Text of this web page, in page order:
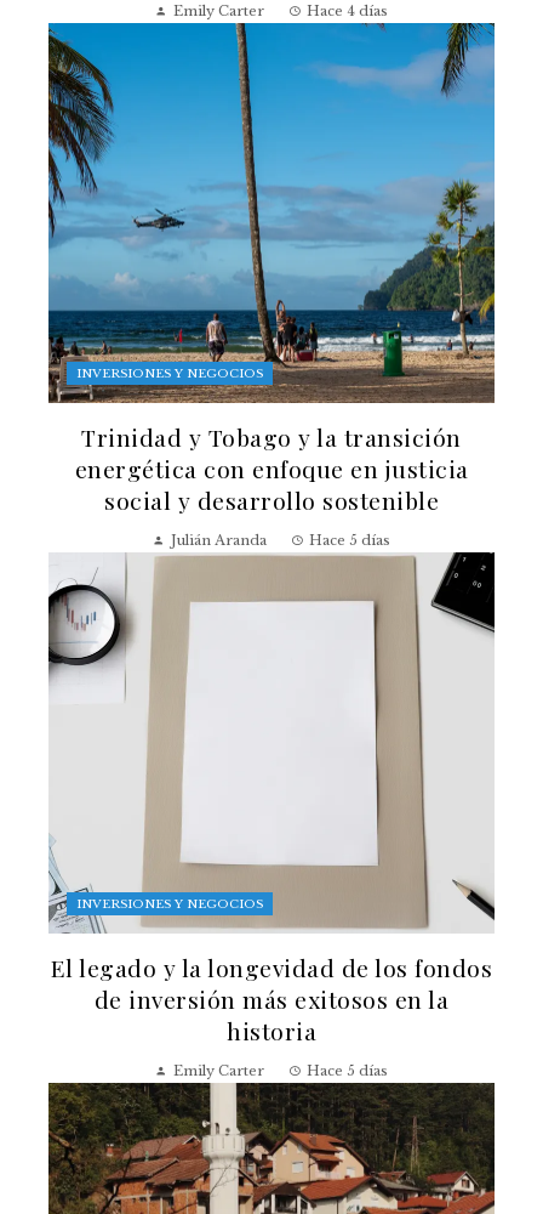
Emily Carter Hace 4 días
INVERSIONES Y NEGOCIOS
Trinidad y Tobago y la transición
energética con enfoque en justicia
social y desarrollo sostenible
Julián Aranda Hace 5 días
INVERSIONES Y NEGOCIOS
El legado y la longevidad de los fondos
de inversión más exitosos en la
historia
Emily Carter Hace 5 días